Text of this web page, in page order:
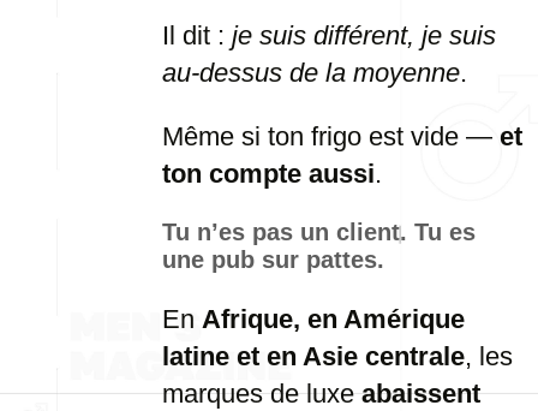
Il dit : je suis différent, je suis
au-dessus de la moyenne.
Même si ton frigo est vide — et
ton compte aussi.
Tu n’es pas un client. Tu es
une pub sur pattes.
En Afrique, en Amérique
latine et en Asie centrale, les
marques de luxeabaissent